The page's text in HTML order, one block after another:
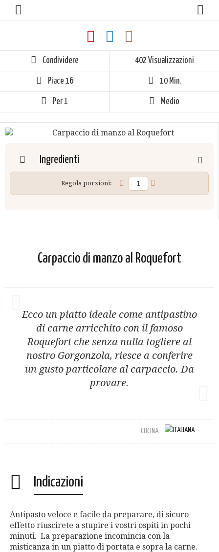
Condividere 402 Visualizzazioni
Piace 16 10 Min.
Per 1 Medio
Ingredienti
Regola porzioni:
Carpaccio di manzo al Roquefort
Ecco un piatto ideale come antipastino
di carne arricchito con il famoso
Roquefort che senza nulla togliere al
nostro Gorgonzola, riesce a conferire
un gusto particolare al carpaccio. Da
provare.
CUCINA:
Indicazioni
Antipasto veloce e facile da preparare, di sicuro
effetto riuscirete a stupire i vostri ospiti in pochi
minuti. La preparazione incomincia con la
misticanza in un piatto di portata e sopra la carne.